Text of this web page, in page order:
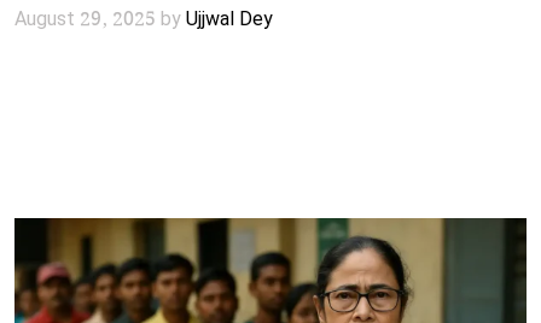
August 29, 2025 byUjjwal Dey